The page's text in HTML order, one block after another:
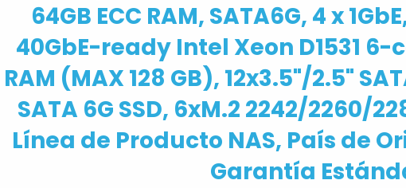
64GB ECC RAM, SATA6G, 4 x
40GbE-ready Intel Xeon D1531 6-
RAM (MAX 128 GB), 12x3.5"/2.5"
SATA 6G SSD, 6xM.2 2242/2260/
Línea de Producto NAS, País de
Garantía